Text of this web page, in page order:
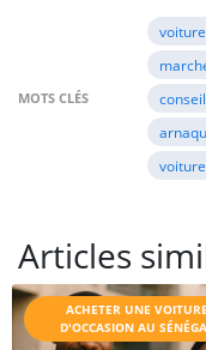
MOTS CLÉS
Articles
ACHETER UNE VOITURE
D'OCCASION AU